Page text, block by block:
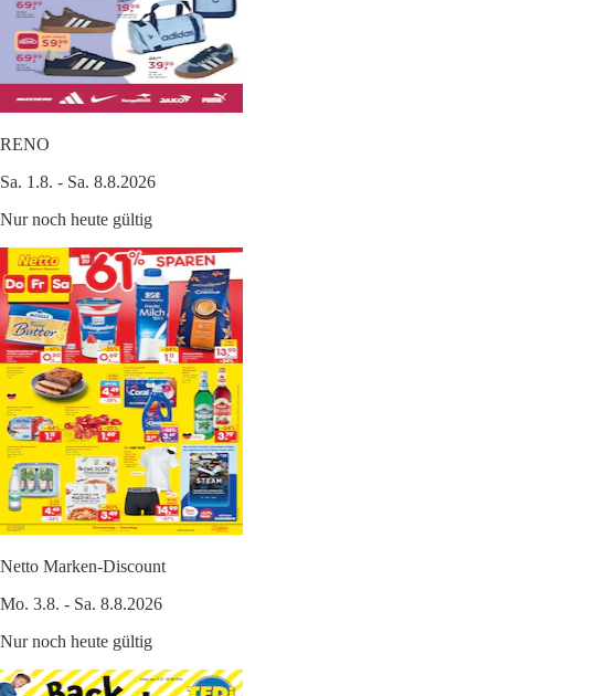
RENO
Sa. 1.8. - Sa. 8.8.2026
Nur noch heute gültig
Netto Marken-Discount
Mo. 3.8. - Sa. 8.8.2026
Nur noch heute gültig